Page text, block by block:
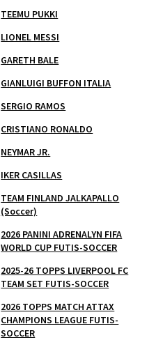
TEEMU PUKKI
LIONEL MESSI
GARETH BALE
GIANLUIGI BUFFON ITALIA
SERGIO RAMOS
CRISTIANO RONALDO
NEYMAR JR.
IKER CASILLAS
TEAM FINLAND JALKAPALLO
(Soccer)
2026 PANINI ADRENALYN FIFA
WORLD CUP FUTIS-SOCCER
2025-26 TOPPS LIVERPOOL FC
TEAM SET FUTIS-SOCCER
2026 TOPPS MATCH ATTAX
CHAMPIONS LEAGUE FUTIS-
SOCCER